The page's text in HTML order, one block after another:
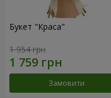
Букет "Краса"
1 954 грн
Замовити